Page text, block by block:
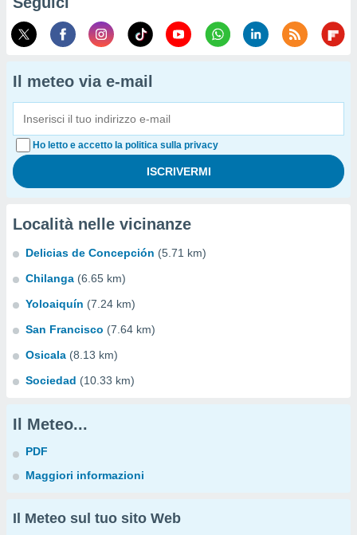
Il meteo via e-mail
Ho letto e accetto la politica sulla privacy
Località nelle vicinanze
Delicias de Concepción (5.71 km)
Chilanga (6.65 km)
Yoloaiquín (7.24 km)
San Francisco (7.64 km)
Osicala (8.13 km)
Sociedad (10.33 km)
Il Meteo...
PDF
Maggiori informazioni
Il Meteo sul tuo sito Web